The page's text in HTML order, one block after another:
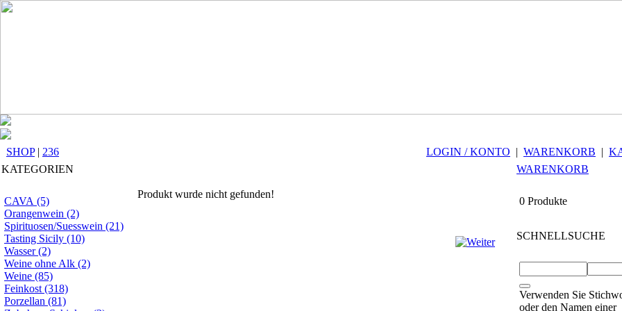
SHOP| 236 LOGIN / KONTO | WARENKORB |
KATEGORIEN
CAVA (5)
Orangenwein (2)
Spirituosen/Suesswein (21)
Tasting Sicily (10)
Wasser (2)
Weine ohne Alk (2)
Weine (85)
Feinkost (318)
Porzellan (81)
Produkt wurde nicht gefunden!
WARENKORB
0 Produkte
SCHNELLSUCHE
Verwenden Sie
oder den Namen einer